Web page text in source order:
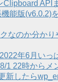
Clipboard API
能版(v6.0.2)
なのか分かり
年6月いっ
1 22時からメ
新したら